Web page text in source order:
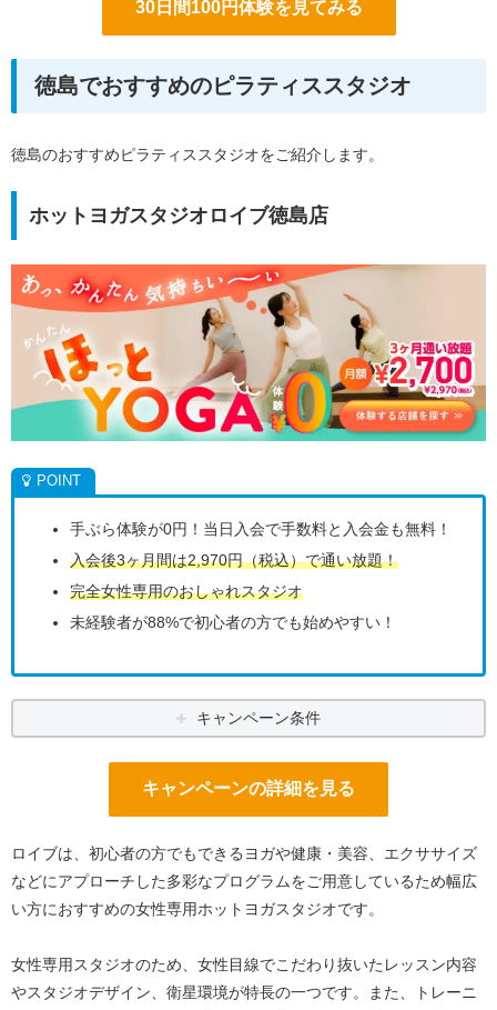
30日間100円体験を見てみる
徳島でおすすめのピラティススタジオ
徳島のおすすめピラティススタジオをご紹介します。
ホットヨガスタジオロイブ徳島店
手ぶら体験が0円！当日入会で手数料と入会金も無料！
入会後3ヶ月間は2,970円（税込）で通い放題！
完全女性専用のおしゃれスタジオ
未経験者が88%で初心者の方でも始めやすい！
キャンペーン条件
キャンペーンの詳細を見る
ロイブは、初心者の方でもできるヨガや健康・美容、エクササイズ
などにアプローチした多彩なプログラムをご用意しているため幅広
い方におすすめの女性専用ホットヨガスタジオです。
女性専用スタジオのため、女性目線でこだわり抜いたレッスン内容
やスタジオデザイン、衛星環境が特長の一つです。また、トレーニ